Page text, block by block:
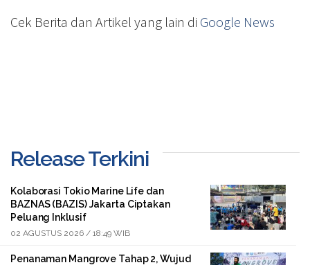
Cek Berita dan Artikel yang lain di Google News
Release Terkini
Kolaborasi Tokio Marine Life dan
BAZNAS (BAZIS) Jakarta Ciptakan
Peluang Inklusif
02 AGUSTUS 2026 / 18:49 WIB
Penanaman Mangrove Tahap 2, Wujud